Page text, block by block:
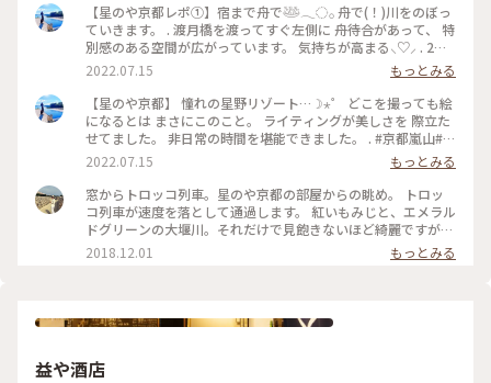
【星のや京都レポ①】宿まで舟で𓅸𓂃◌𓂂 舟で(！)川をのぼっ
ていきます。 . 渡月橋を渡ってすぐ左側に 舟待合があって、 特
別感のある空間が広がっています。 気持ちが高まる⸜♡⸝‍ . 2階
でチェックインをして、 ウェルカムドリンクに “御香煎”をい
ただきました。 漢方を煎り粉末状にし、 白湯を注いだものだ
そうです。 . . ……興奮して味、覚えてない(´;ω;`)ｳｯ… . 星野リ
ゾートショップもありました𖤐ˊ˗ #京都#京都嵐山#嵐山#星の
や#星野リゾート
2022.07.15
もっとみる
【星のや京都】 憧れの星野リゾート…☽⋆゜ どこを撮っても絵
になるとは まさにこのこと。 ライティングが美しさを 際立た
せてました。 非日常の時間を堪能できました。 . #京都嵐山#京
都#嵐山#星のや京都#星のや#星野リゾート#別世界#自然に囲
まれて
2022.07.15
もっとみる
窓からトロッコ列車。星のや京都の部屋からの眺め。 トロッ
コ列車が速度を落として通過します。 紅いもみじと、エメラル
ドグリーンの大堰川。それだけで見飽きないほど綺麗ですが、
カラフルなトロッコ列車が通ると不思議と嬉しくなって、つい
カメラを持ってしまいます。 #京都#嵐山#星のや#星のや京都#
2018.12.01 もっとみる
益や酒店